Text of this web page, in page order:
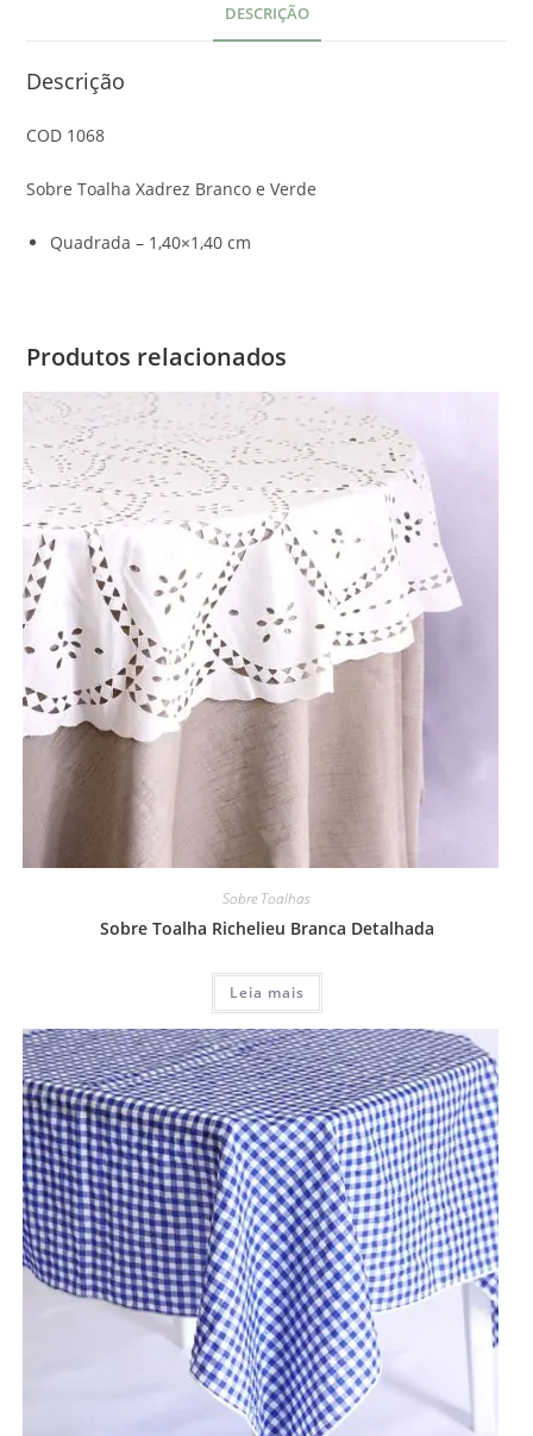
DESCRIÇÃO
Descrição
COD 1068
Sobre Toalha Xadrez Branco e Verde
Quadrada – 1,40×1,40 cm
Produtos relacionados
Sobre Toalhas
Sobre Toalha Richelieu Branca Detalhada
Leia mais